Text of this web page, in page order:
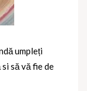
umpleți
să vă fie de